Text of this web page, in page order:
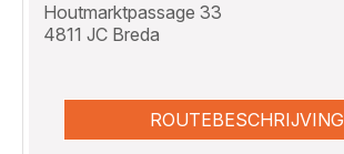
Houtmarktpassage 33
4811 JC Breda
ROUTEBESCHRIJVING